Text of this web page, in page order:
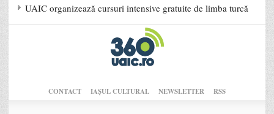
UAIC organizează cursuri intensive gratuite de limba turcă
CONTACT IAŞUL CULTURAL NEWSLETTER RSS